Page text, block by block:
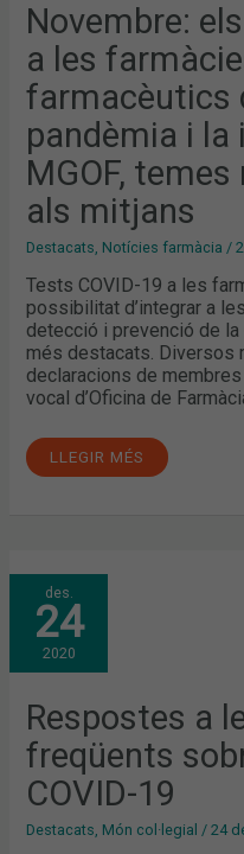
Novembre:
a les
farmacèutics
pandèmia i la
MGOF,
als mitjans
Destacats Notícies farmàcia /
Tests COVID-19 a les
possibilitat d’integrar a
detecció i prevenció de
més destacats. Diversos
declaracions de
vocal d’Oficina de
PAPER
DELS
FARMACÈUTICS
DURANT
PANDÈMIA
I
LA
INAUGURACIÓ
DEL
MGOF,
MÉS
DESTACATS
ALS
MITJANS
LLEGIR MÉS
des.
24
2020
Respostes a
freqüents
COVID-19
Destacats Món col·legial /24
RESPOSTES
A
LES
PREGUNTES
MÉS
FREQÜENTS
SOBRE
COVID-
19